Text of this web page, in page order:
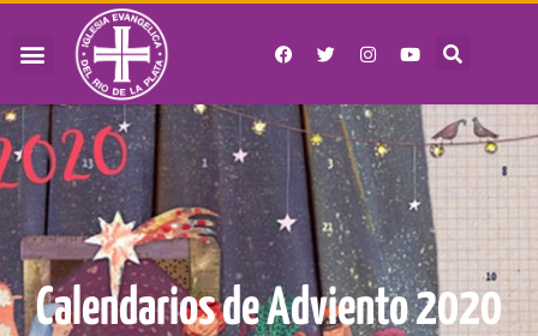
Calendarios de Adviento 2020